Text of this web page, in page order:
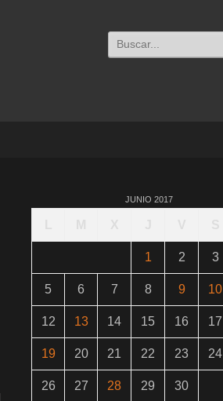
Buscar:
JUNIO 2017
1 2 3
5 6 7 8 9 10
12 13 14 15 16 17
19 20 21 22 23 24
26 27 28 29 30